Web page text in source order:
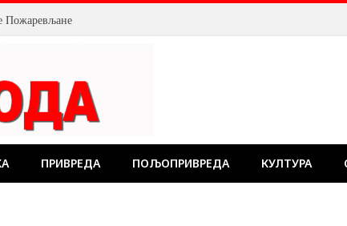
Пожаревљане
ПРИВРЕДА ПОЉОПРИВРЕДА КУЛТУРА